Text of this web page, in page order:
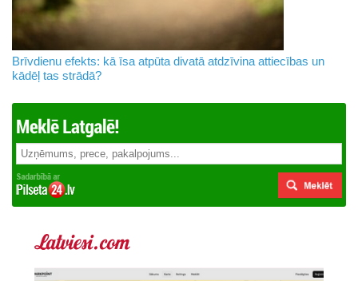
Brīvdienu efekts: kā īsa atpūta divatā atdzīvina attiecības un
kādēļ tas strādā?